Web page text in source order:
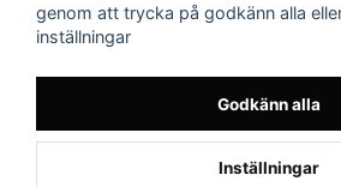
Powered by Nyehandel
genom att trycka på godkänn alla
inställningar
Godkänn alla
Inställningar